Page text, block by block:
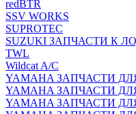
redBTR
SSV WORKS
SUPROTEC
SUZUKI ЗАПЧАСТИ К
TWL
Wildcat A/C
YAMAHA ЗАПЧАСТИ
YAMAHA ЗАПЧАСТИ
YAMAHA ЗАПЧАСТИ